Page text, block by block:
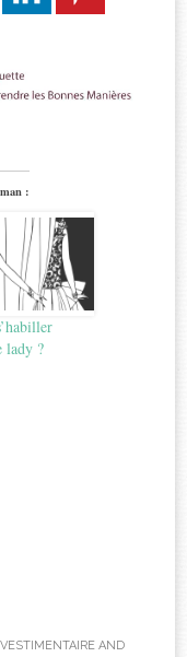
:
lady ?
AND